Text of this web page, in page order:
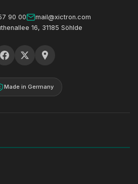
90 00
mail@xictron.com
16, 31185 Söhlde
Made in Germany